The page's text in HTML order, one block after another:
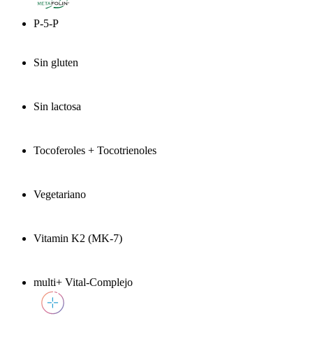
®
P-5-P
Sin gluten
Sin lactosa
Tocoferoles + Tocotrienoles
Vegetariano
Vitamin K2 (MK-7)
multi+ Vital-Complejo